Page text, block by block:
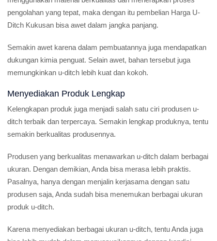
pengolahan yang tepat, maka dengan itu pembelian Harga U-
Ditch Kukusan bisa awet dalam jangka panjang.
Semakin awet karena dalam pembuatannya juga mendapatkan
dukungan kimia penguat. Selain awet, bahan tersebut juga
memungkinkan u-ditch lebih kuat dan kokoh.
Menyediakan Produk Lengkap
Kelengkapan produk juga menjadi salah satu ciri produsen u-
ditch terbaik dan terpercaya. Semakin lengkap produknya, tentu
semakin berkualitas produsennya.
Produsen yang berkualitas menawarkan u-ditch dalam berbagai
ukuran. Dengan demikian, Anda bisa merasa lebih praktis.
Pasalnya, hanya dengan menjalin kerjasama dengan satu
produsen saja, Anda sudah bisa menemukan berbagai ukuran
produk u-ditch.
Karena menyediakan berbagai ukuran u-ditch, tentu Anda juga